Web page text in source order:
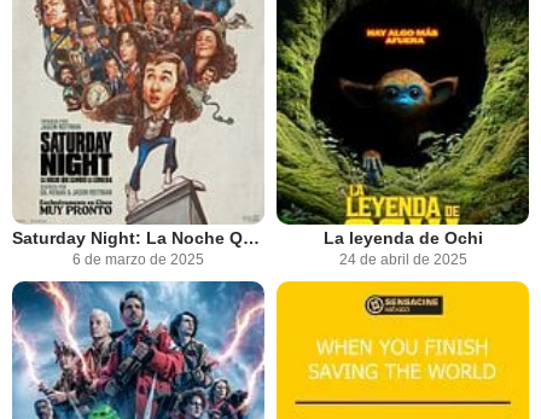
Saturday Night: La Noche Que Cambió La Comedia
6 de marzo de 2025
La leyenda de Ochi
24 de abril de 2025